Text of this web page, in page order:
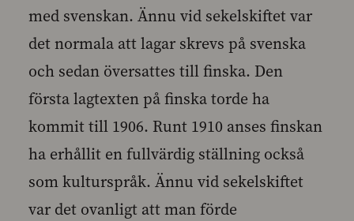
med svenskan. Ännu vid sekelskiftet var
det normala att lagar skrevs på svenska
och sedan översattes till finska. Den
första lagtexten på finska torde ha
kommit till 1906. Runt 1910 anses finskan
ha erhållit en fullvärdig ställning också
som kulturspråk. Ännu vid sekelskiftet
var det ovanligt att man förde